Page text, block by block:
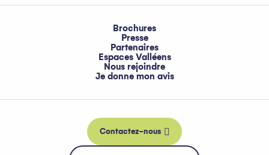
Brochures
Presse
Partenaires
Espaces Valléens
Nous rejoindre
Je donne mon avis
Contactez-nous